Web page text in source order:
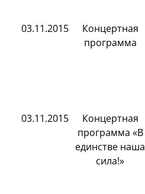
03.11.2015
Концертная
программа
03.11.2015
Концертная
программа «В
единстве наша
сила!»